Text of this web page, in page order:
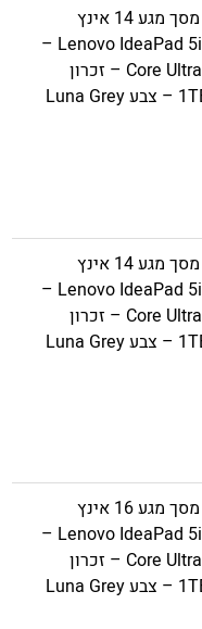
מחשב נייד עם מסך מגע 14 אינץ
Lenovo IdeaPad 5i 2-in-1 Gen10 –
מעבד Core Ultra 7 255H – זכרון
מחשב נייד עם מסך מגע 14 אינץ
Lenovo IdeaPad 5i 2-in-1 Gen10 –
מעבד Core Ultra 7 255H – זכרון
מחשב נייד עם מסך מגע 16 אינץ
Lenovo IdeaPad 5i 2-in-1 Gen10 –
מעבד Core Ultra 7 255H – זכרון